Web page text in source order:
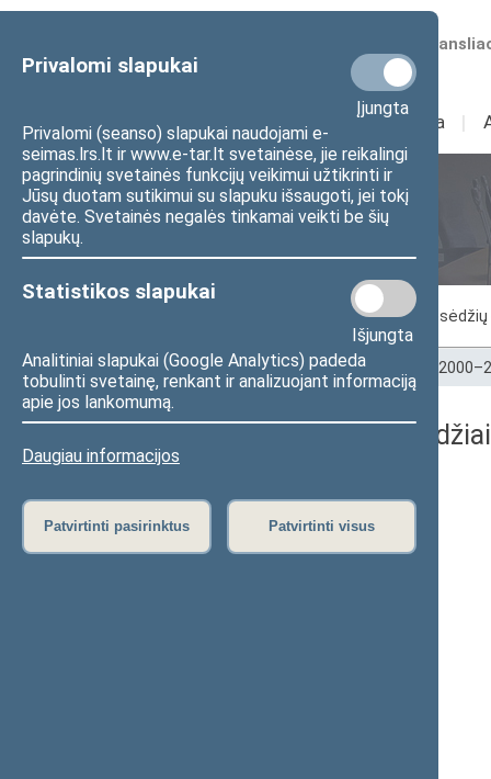
Privalomi slapukai
Įjungta
Privalomi (seanso) slapukai naudojami e-
seimas.lrs.lt ir www.e-tar.lt svetainėse, jie reikalingi
pagrindinių svetainės funkcijų veikimui užtikrinti ir
Jūsų duotam sutikimui su slapuku išsaugoti, jei tokį
davėte. Svetainės negalės tinkamai veikti be šių
slapukų.
Statistikos slapukai
Išjungta
Analitiniai slapukai (Google Analytics) padeda
tobulinti svetainę, renkant ir analizuojant informaciją
apie jos lankomumą.
Daugiau informacijos
Patvirtinti pasirinktus Patvirtinti visus
Numatomos
Sudėtis Veikla I
Seimo posėdžiai
Posėdžiai
Pradžia>Seimo posėdžiai>Kadencijos
2003-03-25 Seimo posėdžiai
Rytinis posėdis
Vakarinis posėdis